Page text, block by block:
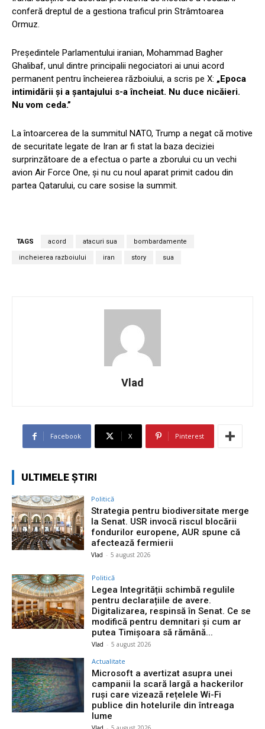
conferă dreptul de a gestiona traficul prin Strâmtoarea
Ormuz.
Președintele Parlamentului iranian, Mohammad Bagher
Ghalibaf, unul dintre principalii negociatori ai unui acord
permanent pentru încheierea războiului, a scris pe X: „Epoca
intimidării și a șantajului s-a încheiat. Nu duce nicăieri.
Nu vom ceda.”
La întoarcerea de la summitul NATO, Trump a negat că motive
de securitate legate de Iran ar fi stat la baza deciziei
surprinzătoare de a efectua o parte a zborului cu un vechi
avion Air Force One, și nu cu noul aparat primit cadou din
partea Qatarului, cu care sosise la summit.
TAGS acord atacuri sua bombardamente
incheierea razboiului iran story sua
Vlad
Facebook X Pinterest
ULTIMELE ȘTIRI
Politică
Strategia pentru biodiversitate merge
la Senat. USR invocă riscul blocării
fondurilor europene, AUR spune că
afectează fermierii
Vlad - 5 august 2026
Politică
Legea Integrității schimbă regulile
pentru declarațiile de avere.
Digitalizarea, respinsă în Senat. Ce se
modifică pentru demnitari și cum ar
putea Timișoara să rămână...
Vlad - 5 august 2026
Actualitate
Microsoft a avertizat asupra unei
campanii la scară largă a hackerilor
ruși care vizează rețelele Wi-Fi
publice din hotelurile din întreaga
lume